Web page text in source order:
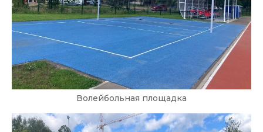
Волейбольная площадка